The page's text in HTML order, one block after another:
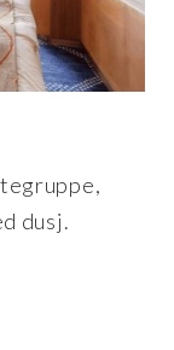
dusj.